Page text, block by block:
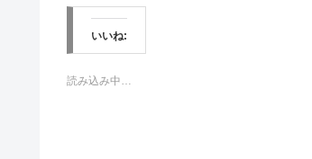
て
T
w
t
e
o
o
k
共
す
いいね:
読み込み中…